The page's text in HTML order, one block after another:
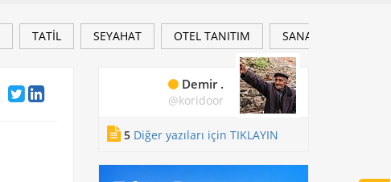
TATİL SEYAHAT OTEL TANITIM SANAT
Demir .
@koridoor
5 Diğer yazıları için TIKLAYIN